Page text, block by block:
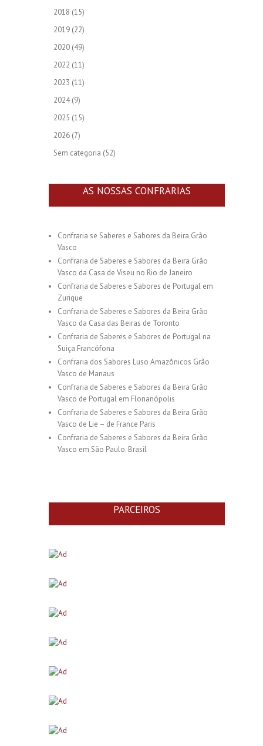
2018 (15)
2019 (22)
2020 (49)
2022 (11)
2023 (11)
2024(9)
2025 (15)
2026 (7)
Sem categoria (52)
AS NOSSAS CONFRARIAS
Confraria se Saberes e Sabores da Beira Grão
Vasco
Confraria de Saberes e Sabores da Beira Grão
Vasco da Casa de Viseu no Rio de Janeiro
Confraria de Saberes e Sabores de Portugal em
Zurique
Confraria de Saberes e Sabores da Beira Grão
Vasco da Casa das Beiras de Toronto
Confraria de Saberes e Sabores de Portugal na
Suiça Francófona
Confraria dos Sabores Luso Amazônicos Grão
Vasco de Manaus
Confraria de Saberes e Sabores da Beira Grão
Vasco de Portugal em Florianópolis
Confraria de Saberes e Sabores da Beira Grão
Vasco de Lie – de France Paris
Confraria de Saberes e Sabores da Beira Grão
Vasco em São Paulo. Brasil
PARCEIROS